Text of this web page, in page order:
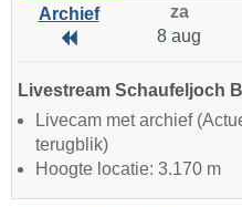
Archief
Archief
za
8 aug
Livestream Schaufeljoch
Livecam met archief
terugblik)
Hoogte locatie: 3.170 m